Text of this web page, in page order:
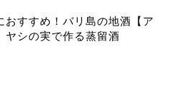
おすすめ！バリ島の地酒【ア
ヤシの実で作る蒸留酒